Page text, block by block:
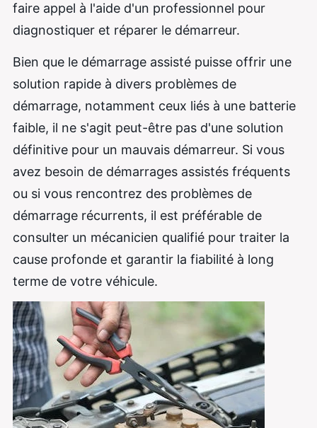
faire appel à l'aide d'un professionnel pour
diagnostiquer et réparer le démarreur.
Bien que le démarrage assisté puisse offrir une
solution rapide à divers problèmes de
démarrage, notamment ceux liés à une batterie
faible, il ne s'agit peut-être pas d'une solution
définitive pour un mauvais démarreur. Si vous
avez besoin de démarrages assistés fréquents
ou si vous rencontrez des problèmes de
démarrage récurrents, il est préférable de
consulter un mécanicien qualifié pour traiter la
cause profonde et garantir la fiabilité à long
terme de votre véhicule.